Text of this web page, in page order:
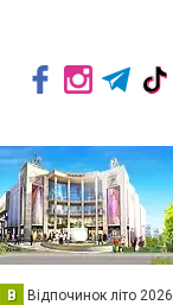
В Відпочинок літо 2026